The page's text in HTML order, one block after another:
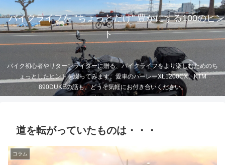
バイクライフを "ちょっとだけ" 豊かにする100のヒン
ト
バイク初心者やリターンライダーに贈る、バイクライフをより楽しむためのち
ょっとしたヒントを綴ってみます。愛車のハーレーXL1200CX、KTM
890DUKEの話も。どうぞ気軽にお付き合いください。
道を転がっていたものは・・・
コラム